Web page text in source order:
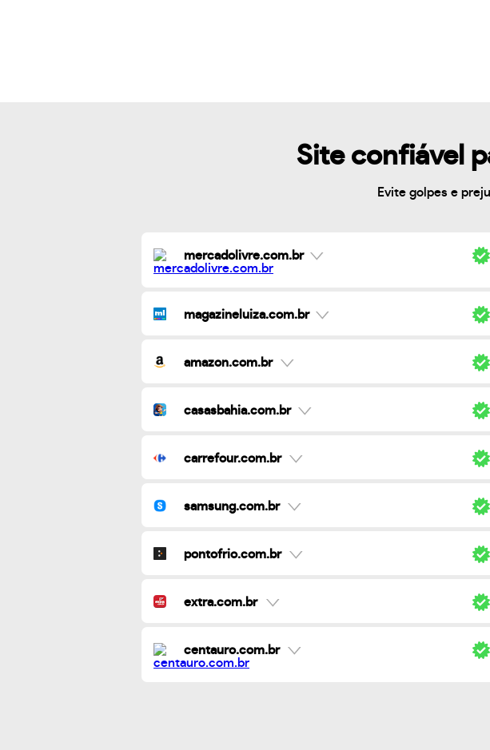
Site confiável
Evite golpes e
mercadolivre.com.br
magazineluiza.com.br
amazon.com.br
casasbahia.com.br
carrefour.com.br
samsung.com.br
pontofrio.com.br
extra.com.br
centauro.com.br